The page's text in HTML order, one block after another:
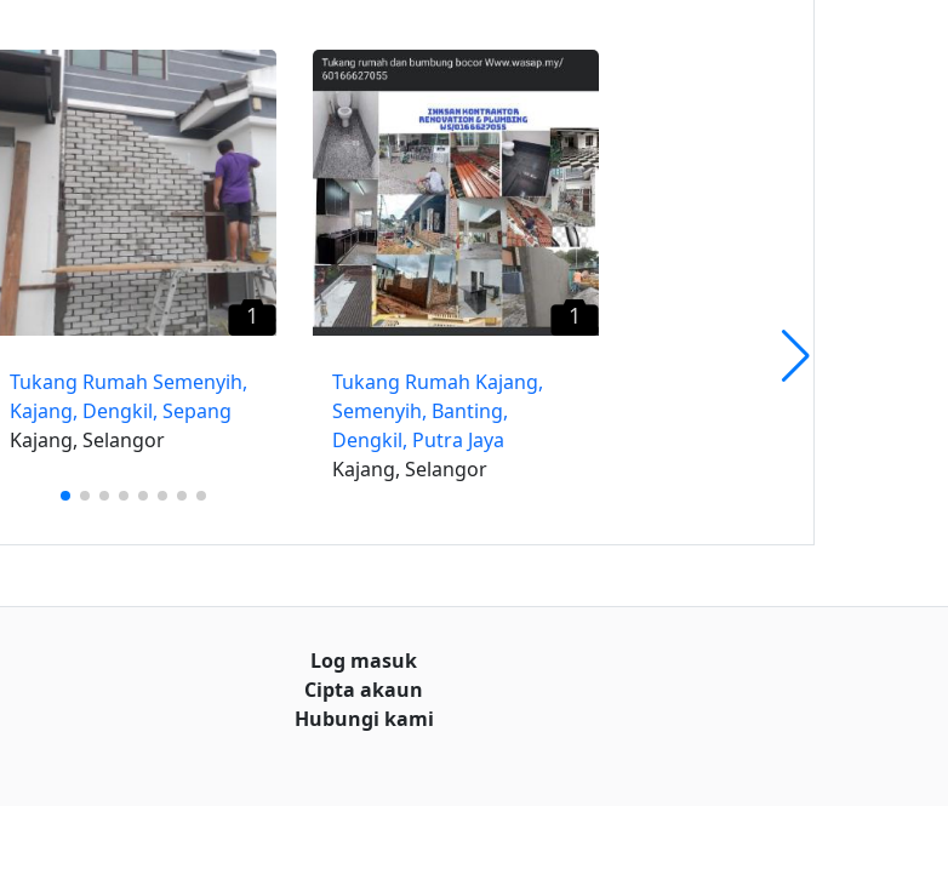
1
Tukang Rumah Semenyih,
Kajang, Dengkil, Sepang
Kajang, Selangor
1
Tukang Rumah Kajang,
Semenyih, Banting,
Dengkil, Putra Jaya
Kajang, Selangor
Log masuk
Cipta akaun
Hubungi kami